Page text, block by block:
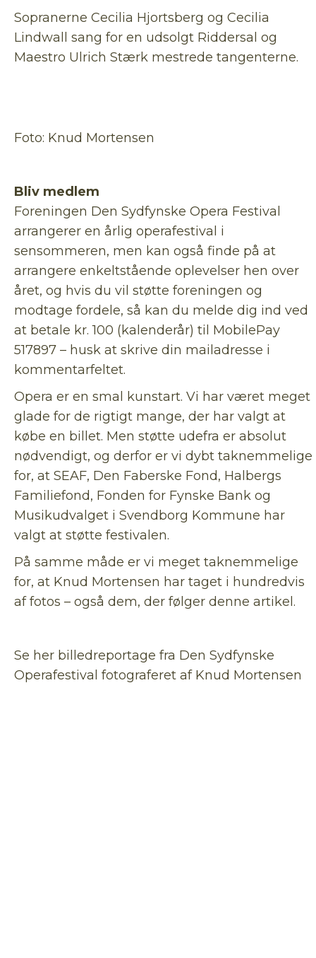
Sopranerne Cecilia Hjortsberg og Cecilia
Lindwall sang for en udsolgt Riddersal og
Maestro Ulrich Stærk mestrede tangenterne.
Foto: Knud Mortensen
Bliv medlem
Foreningen Den Sydfynske Opera Festival
arrangerer en årlig operafestival i
sensommeren, men kan også finde på at
arrangere enkeltstående oplevelser hen over
året, og hvis du vil støtte foreningen og
modtage fordele, så kan du melde dig ind ved
at betale kr. 100 (kalenderår) til MobilePay
517897 – husk at skrive din mailadresse i
kommentarfeltet.
Opera er en smal kunstart. Vi har været meget
glade for de rigtigt mange, der har valgt at
købe en billet. Men støtte udefra er absolut
nødvendigt, og derfor er vi dybt taknemmelige
for, at SEAF, Den Faberske Fond, Halbergs
Familiefond, Fonden for Fynske Bank og
Musikudvalget i Svendborg Kommune har
valgt at støtte festivalen.
På samme måde er vi meget taknemmelige
for, at Knud Mortensen har taget i hundredvis
af fotos – også dem, der følger denne artikel.
Se her billedreportage fra Den Sydfynske
Operafestival fotograferet af Knud Mortensen